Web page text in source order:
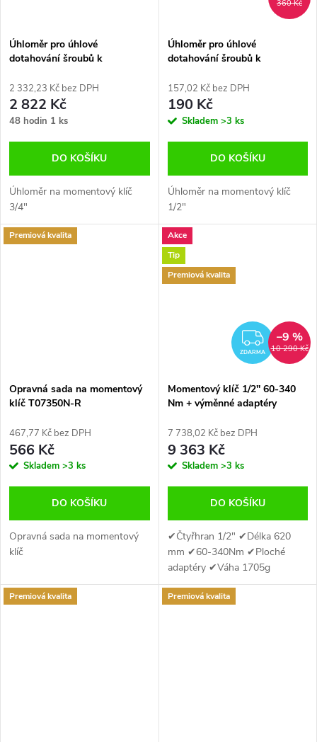
Úhloměr pro úhlové
dotahování šroubů k
magnetem
2 332,23 Kč bez DPH
2 822 Kč
48 hodin 1 ks
DO KOŠÍKU
Úhloměr na momentový klíč
3/4"
360 Kč
Úhloměr pro úhlové
dotahování šroubů k
QS30369
157,02 Kč bez DPH
190 Kč
Skladem >3 ks
DO KOŠÍKU
Úhloměr na momentový klíč
1/2"
Premiová kvalita
Opravná sada na momentový
klíč T07350N-R
467,77 Kč bez DPH
566 Kč
Skladem >3 ks
DO KOŠÍKU
Opravná sada na momentový
klíč
Akce
Tip
Premiová kvalita
ZDARMA 10 290 Kč
–9 %
Momentový klíč 1/2'' 60-340
Nm + výměnné adaptéry
7 738,02 Kč bez DPH
9 363 Kč
Skladem >3 ks
DO KOŠÍKU
✔Čtyřhran 1/2" ✔Délka 620
mm ✔60-340Nm ✔Ploché
adaptéry ✔Váha 1705g
Premiová kvalita Premiová kvalita